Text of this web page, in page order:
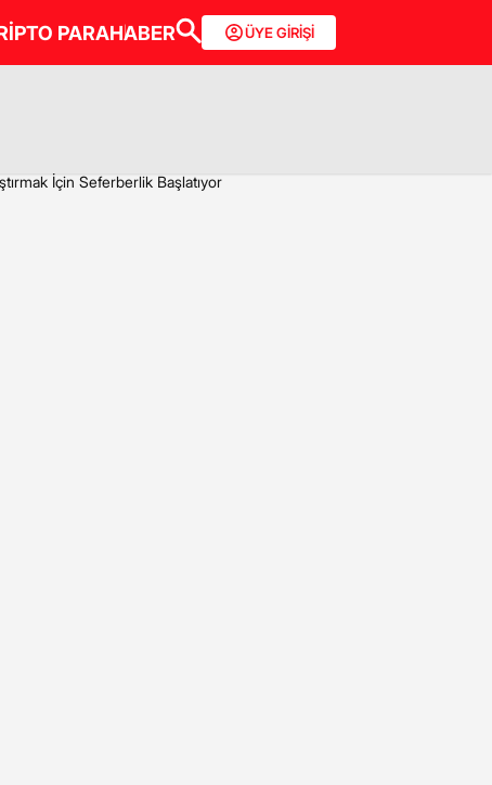
PARAHABER ÜYE GİRİŞİ
İçin Seferberlik Başlatıyor